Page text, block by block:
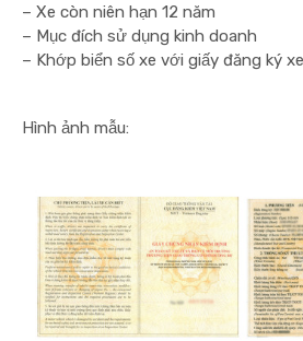
– Xe còn niên hạn 12 năm
– Mục đích sử dụng kinh doanh
– Khớp biển số xe với giấy đăng ký xe
Hình ảnh mẫu: